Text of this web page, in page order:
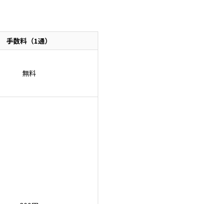
手数料（1通）
無料